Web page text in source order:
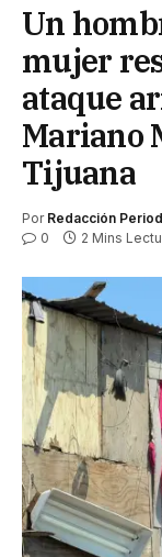
Un
mujer
ataque
Mariano
Tijuana
Por Redacción
0 2 Mins